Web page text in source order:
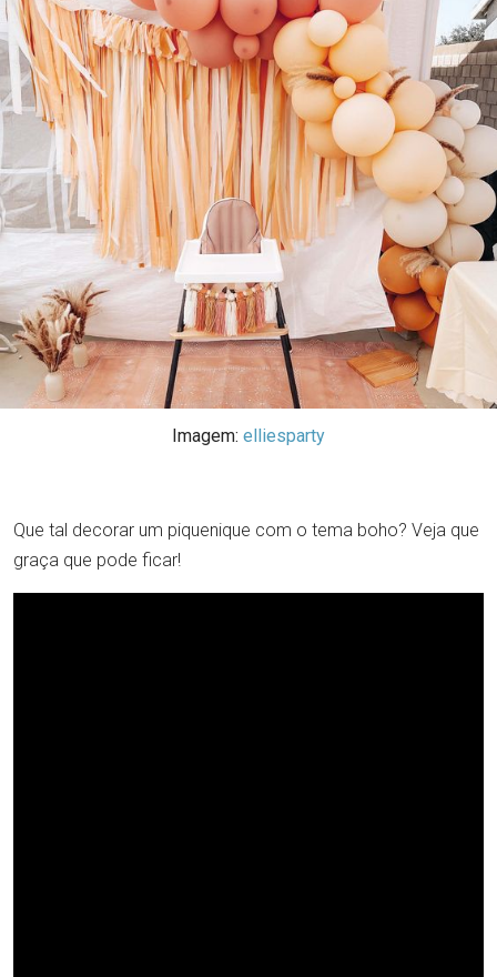
Imagem: elliesparty
Que tal decorar um piquenique com o tema boho? Veja que
graça que pode ficar!